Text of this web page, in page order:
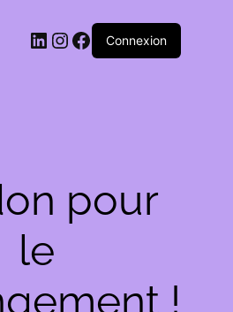
LinkedIn
Instagram
Facebook
Connexion
pour
le
!